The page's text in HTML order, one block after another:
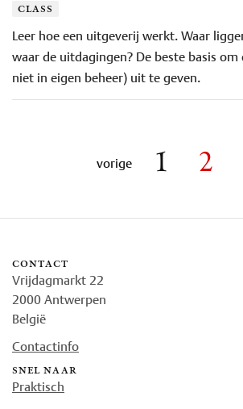
class
Leer hoe een uitgeverij werkt. Waar
waar de uitdagingen? De beste basis om
niet in eigen beheer) uit te geven.
vorige 1 2
contact
Vrijdagmarkt 22
2000 Antwerpen
België
Contactinfo
snel naar
Praktisch